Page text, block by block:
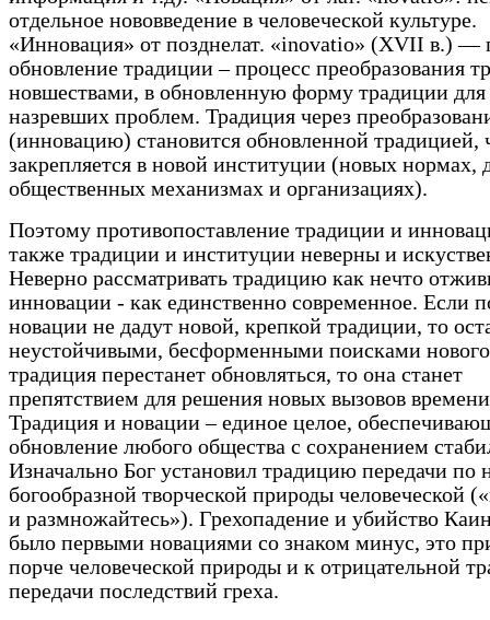
отдельное нововведение в человеческой культуре.
«Инновация» от позднелат. «inovatio» (XVII в.) —
обновление традиции – процесс преобразования
новшествами, в обновленную форму традиции
назревших проблем. Традиция через
(инновацию) становится обновленной традицией,
закрепляется в новой институции (новых нормах,
общественных механизмах и организациях).
Поэтому противопоставление традиции и
также традиции и институции неверны и
Неверно рассматривать традицию как нечто
инновации - как единственно современное. Если
новации не дадут новой, крепкой традиции, то
неустойчивыми, бесформенными поисками
традиция перестанет обновляться, то она станет
препятствием для решения новых вызовов
Традиция и новации – единое целое,
обновление любого общества с сохранением
Изначально Бог установил традицию передачи по
богообразной творческой природы человеческой
и размножайтесь»). Грехопадение и убийство
было первыми новациями со знаком минус, это
порче человеческой природы и к отрицательной
передачи последствий греха.